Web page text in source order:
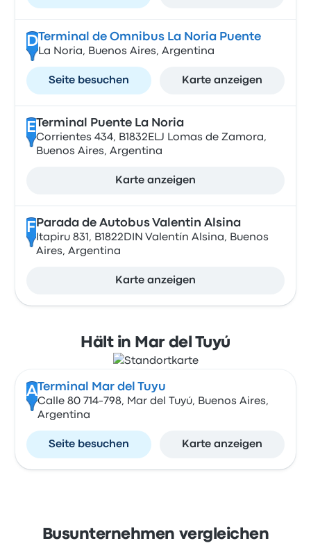
DTerminal de Omnibus La Noria Puente
La Noria, Buenos Aires, Argentina
Seite besuchen Karte anzeigen
E Terminal Puente La Noria
Corrientes 434, B1832ELJ Lomas de Zamora,
Buenos Aires, Argentina
Karte anzeigen
F Parada de Autobus Valentin Alsina
Itapiru 831, B1822DIN Valentín Alsina, Buenos
Aires, Argentina
Karte anzeigen
Hält in Mar del Tuyú
A Terminal Mar del Tuyu
Calle 80 714-798, Mar del Tuyú, Buenos Aires,
Argentina
Seite besuchen Karte anzeigen
Busunternehmen vergleichen